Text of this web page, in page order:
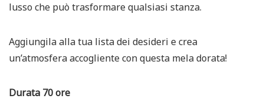
lusso che può trasformare qualsiasi stanza.
Aggiungila alla tua lista dei desideri e crea
un’atmosfera accogliente con questa mela dorata!
Durata 70 ore